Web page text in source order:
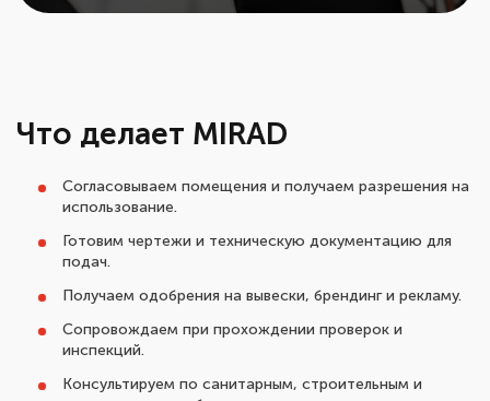
Что делает MIRAD
Согласовываем помещения и получаем разрешения на
использование.
Готовим чертежи и техническую документацию для
подач.
Получаем одобрения на вывески, брендинг и рекламу.
Сопровождаем при прохождении проверок и
инспекций.
Консультируем по санитарным, строительным и